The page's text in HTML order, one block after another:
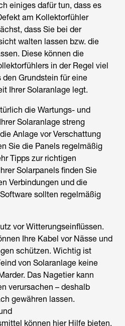
einiges dafür tun, dass es
am Kollektorfühler
dass Sie bei der
walten lassen bzw. die
Diese können die
in der Regel viel
Grundstein für eine
Ihrer Solaranlage legt.
die Wartungs- und
Solaranlage streng
Anlage vor Verschattung
Sie die Panels regelmäßig
Tipps zur richtigen
Solarpanels finden Sie
Verbindungen und die
sollten regelmäßig
vor Witterungseinflüssen.
Ihre Kabel vor Nässe und
schützen. Wichtig ist
von Solaranlage keine
Das Nagetier kann
verursachen – deshalb
gewähren lassen.
können hier Hilfe bieten.